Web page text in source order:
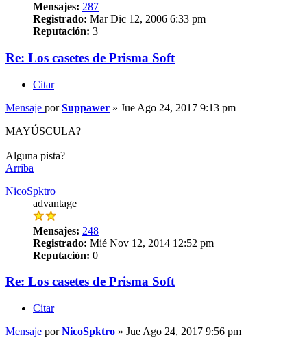
Mensajes: 287
Registrado: Mar Dic 12, 2006 6:33 pm
Reputación: 3
Re: Los casetes de Prisma Soft
Citar
Mensaje porSuppawer » Jue Ago 24, 2017 9:13 pm
MAYÚSCULA?
Alguna pista?
Arriba
NicoSpktro
advantage
Mensajes: 248
Registrado: Mié Nov 12, 2014 12:52 pm
Reputación: 0
Re: Los casetes de Prisma Soft
Citar
Mensaje porNicoSpktro » Jue Ago 24, 2017 9:56 pm